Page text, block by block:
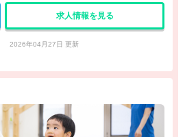
求人情報を見る
2026年04月27日 更新